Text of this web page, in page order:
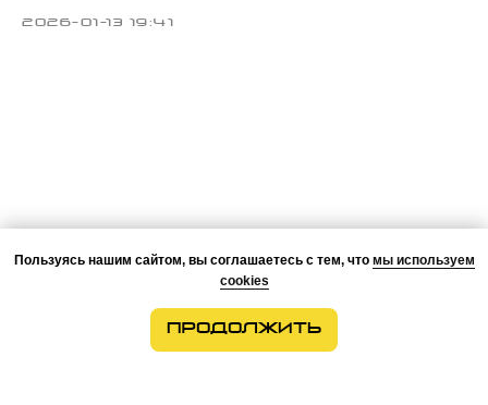
2026-01-13 19:41
Пользуясь нашим сайтом, вы соглашаетесь с тем, что мы используем
cookies
ПРОДОЛЖИТЬ